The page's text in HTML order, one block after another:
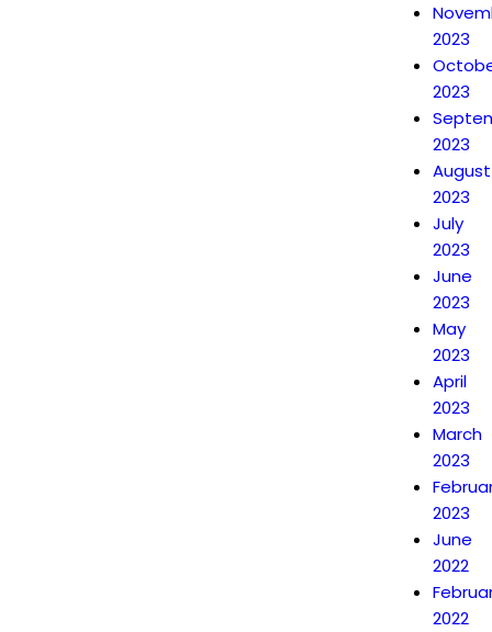
2023
2023
2023
August
2023
July
2023
June
2023
May
2023
April
2023
March
2023
2023
June
2022
2022